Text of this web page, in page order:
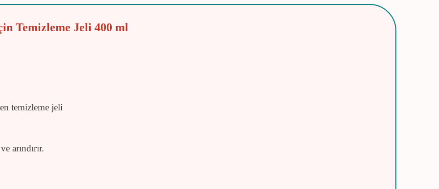
Temizleme Jeli 400 ml
temizleme jeli
arındırır.